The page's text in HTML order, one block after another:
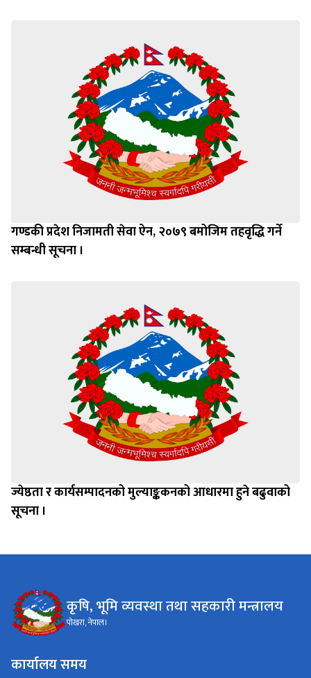
गण्डकी प्रदेश निजामती सेवा ऐन, २०७९ बमोजिम तहवृद्धि गर्ने
सम्बन्धी सूचना ।
ज्येष्ठता र कार्यसम्पादनको मुल्याङ्ककनको आधारमा हुने बढुवाको
सूचना ।
कृषि, भूमि व्यवस्था तथा सहकारी मन्त्रालय
पोखरा, नेपाल।
कार्यालय समय